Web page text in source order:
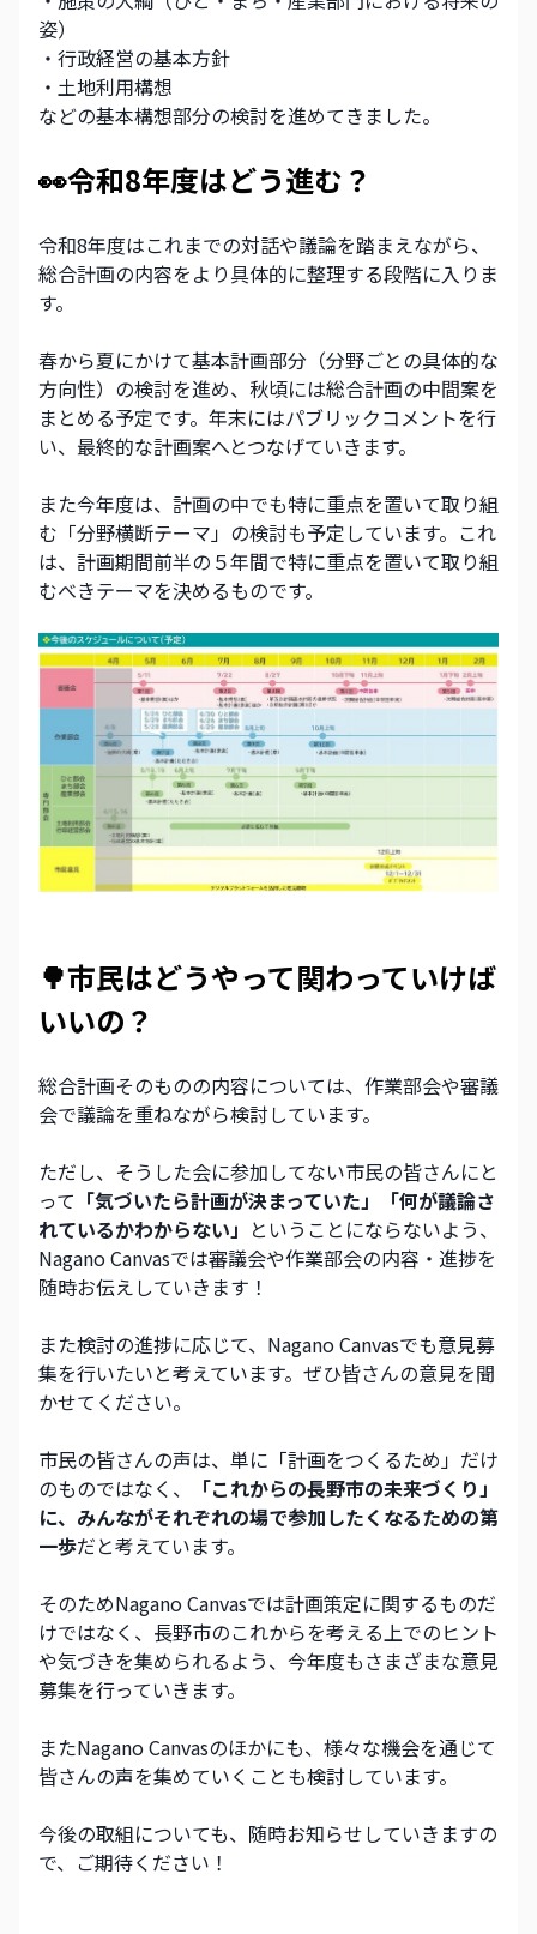
姿）
・行政経営の基本方針
・土地利用構想
などの基本構想部分の検討を進めてきました。
👀令和8年度はどう進む？
令和8年度はこれまでの対話や議論を踏まえながら、
総合計画の内容をより具体的に整理する段階に入りま
す。
春から夏にかけて基本計画部分（分野ごとの具体的な
方向性）の検討を進め、秋頃には総合計画の中間案を
まとめる予定です。年末にはパブリックコメントを行
い、最終的な計画案へとつなげていきます。
また今年度は、計画の中でも特に重点を置いて取り組
む「分野横断テーマ」の検討も予定しています。これ
は、計画期間前半の５年間で特に重点を置いて取り組
むべきテーマを決めるものです。
🌳市民はどうやって関わっていけば
いいの？
総合計画そのものの内容については、作業部会や審議
会で議論を重ねながら検討しています。
ただし、そうした会に参加してない市民の皆さんにと
って 「気づいたら計画が決まっていた」「何が議論さ
れているかわからない」 ということにならないよう、
Nagano Canvasでは審議会や作業部会の内容・進捗を
随時お伝えしていきます！
また検討の進捗に応じて、Nagano Canvasでも意見募
集を行いたいと考えています。ぜひ皆さんの意見を聞
かせてください。
市民の皆さんの声は、単に「計画をつくるため」だけ
のものではなく、
「これからの長野市の未来づくり」
に、みんながそれぞれの場で参加したくなるための第
一歩だと考えています。
そのためNagano Canvasでは計画策定に関するものだ
けではなく、長野市のこれからを考える上でのヒント
や気づきを集められるよう、今年度もさまざまな意見
募集を行っていきます。
またNagano Canvasのほかにも、様々な機会を通じて
皆さんの声を集めていくことも検討しています。
今後の取組についても、随時お知らせしていきますの
で、ご期待ください！